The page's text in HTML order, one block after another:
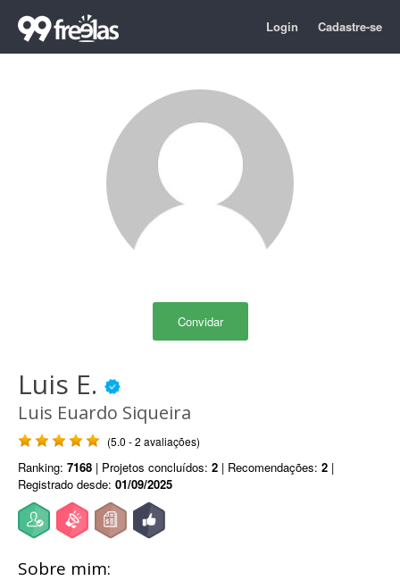
Login Cadastre-se
Convidar
Luis E.
Luis Euardo Siqueira
(5.0 - 2 avaliações)
Ranking: 7168 | Projetos concluídos: 2 | Recomendações: 2 |
Registrado desde: 01/09/2025
Sobre mim: